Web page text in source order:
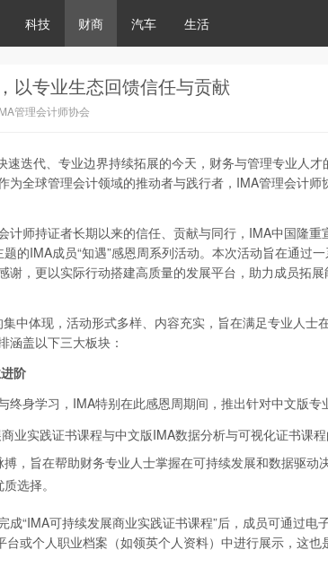
科技 财商 汽车 生活
以专业生态回馈信任与贡献
管理会计师协会
速迭代、专业边界持续拓展的今天，财务与管理专业人
为全球管理会计领域的推动者与践行者，IMA管理会计
计师持证者长期以来的信任、贡献与同行，IMA中国隆重
题的IMA成员“知遇”感恩周系列活动。本次活动旨在通过
谢，更以实际行动搭建高质量的发展平台，助力成员拓
中体现，活动形式多样、内容充实，旨在满足专业人士
涵盖以下三大板块：
阶
终身学习，IMA特别在此感恩周期间，推出针对中文版专
业实践证书课程与中文版IMA数据分析与可视化证书课程
搏，旨在帮助财务专业人士掌握在可持续发展和数据驱
选择。
成“IMA可持续发展商业实践证书课程”后，成员可通过电
或个人职业档案（如领英个人资料）中进行展示，这也